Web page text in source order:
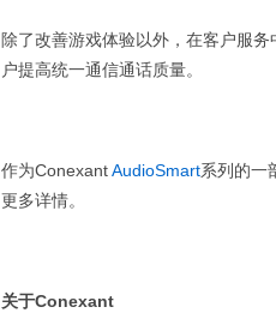
除了改善游戏体验以外，在客户服
户提高统一通信通话质量。
作为ConexantAudioSmart系列的一
更多详情。
关于Conexant